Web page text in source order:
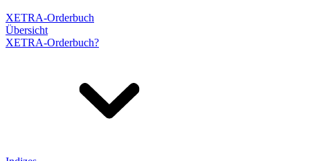
XETRA-Orderbuch
Übersicht
XETRA-Orderbuch?